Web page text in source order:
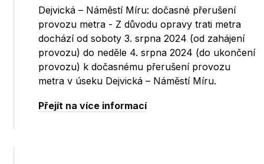
Dejvická – Náměstí Míru: dočasné přerušení
provozu metra - Z důvodu opravy trati metra
dochází od soboty 3. srpna 2024 (od zahájení
provozu) do neděle 4. srpna 2024 (do ukončení
provozu) k dočasnému přerušení provozu
metra v úseku Dejvická – Náměstí Míru.
Přejít na více informací